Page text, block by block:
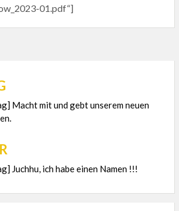
01.pdf“]
Macht mit und gebt unserem neuen
Juchhu, ich habe einen Namen !!!